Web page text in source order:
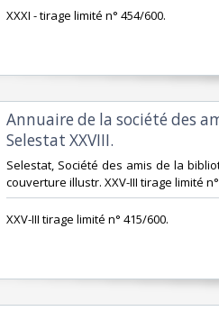
‎XXXI - tirage limité n° 454/600.‎
‎Annuaire de la société des
Selestat XXVIII. ‎
‎Selestat, Société des amis de la
couverture illustr. XXV-III tirage limité
‎XXV-III tirage limité n° 415/600.‎